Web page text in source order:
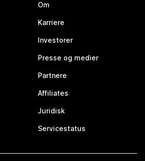
Om
Karriere
Investorer
Presse og medier
Partnere
Affiliates
Juridisk
Servicestatus